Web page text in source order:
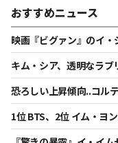
おすすめニュース
映画『ビグァン』のイ
キム・シア、透明なラ
恐ろしい上昇傾向..コル
アイドルで2週連続2位
1位 BTS、2位 イム・ヨ